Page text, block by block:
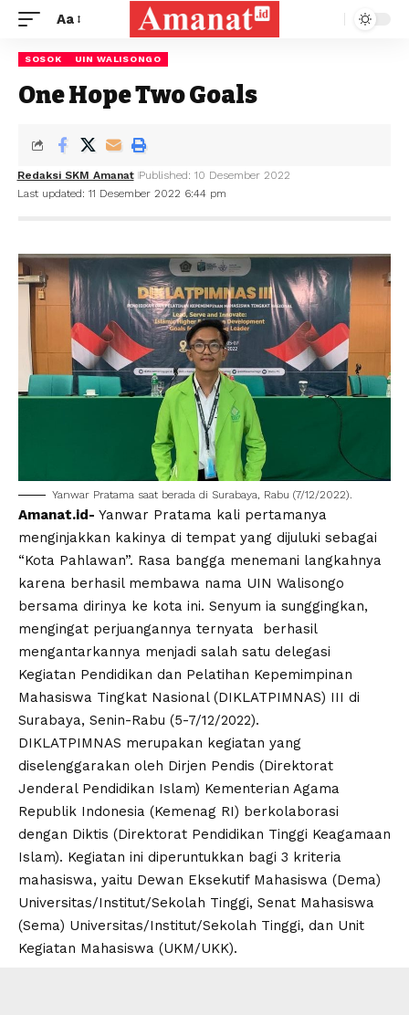
Aa
SOSOK UIN WALISONGO
One Hope Two Goals
Last updated: 11 Desember 2022 6:44 pm
Redaksi SKM Amanat Published: 10 Desember 2022
Yanwar Pratama saat berada di Surabaya, Rabu (7/12/2022).
Amanat.id- Yanwar Pratama kali pertamanya
menginjakkan kakinya di tempat yang dijuluki sebagai
“Kota Pahlawan”. Rasa bangga menemani langkahnya
karena berhasil membawa nama UIN Walisongo
bersama dirinya ke kota ini. Senyum ia sunggingkan,
mengingat perjuangannya ternyata berhasil
mengantarkannya menjadi salah satu delegasi
Kegiatan Pendidikan dan Pelatihan Kepemimpinan
Mahasiswa Tingkat Nasional (DIKLATPIMNAS) III di
Surabaya, Senin-Rabu (5-7/12/2022).
DIKLATPIMNAS merupakan kegiatan yang
diselenggarakan oleh Dirjen Pendis (Direktorat
Jenderal Pendidikan Islam) Kementerian Agama
Republik Indonesia (Kemenag RI) berkolaborasi
dengan Diktis (Direktorat Pendidikan Tinggi Keagamaan
Islam). Kegiatan ini diperuntukkan bagi 3 kriteria
mahasiswa, yaitu Dewan Eksekutif Mahasiswa (Dema)
Universitas/Institut/Sekolah Tinggi, Senat Mahasiswa
(Sema) Universitas/Institut/Sekolah Tinggi, dan Unit
Kegiatan Mahasiswa (UKM/UKK).